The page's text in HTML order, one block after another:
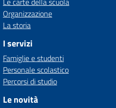
Organizzazione
La storia
I servizi
Famiglie e studenti
Personale scolastico
Percorsi di studio
Le novità